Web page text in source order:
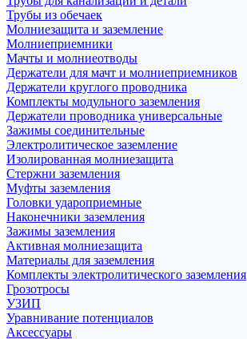
Трубы из обечаек
Молниезащита и заземление
Молниеприемники
Мачты и молниеотводы
Держатели для мачт и молниеприемников
Держатели круглого проводника
Комплекты модульного заземления
Держатели проводника универсальные
Зажимы соединительные
Электролитическое заземление
Изолированная молниезащита
Стержни заземления
Муфты заземления
Головки удароприемные
Наконечники заземления
Зажимы заземления
Активная молниезащита
Материалы для заземления
Комплекты электролитического заземления
Грозотросы
УЗИП
Уравнивание потенциалов
Аксессуары